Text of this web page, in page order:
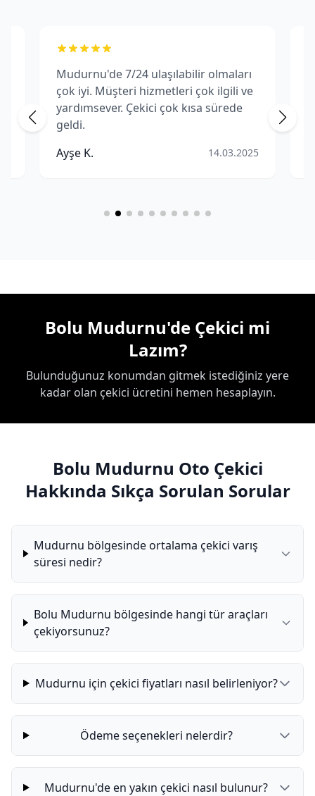
Mudurnu'de 7/24 ulaşılabilir olmaları
çok iyi. Müşteri hizmetleri çok ilgili ve
yardımsever. Çekici çok kısa sürede
geldi.
Ayşe K.
14.03.2025
Bolu Mudurnu'de Çekici mi
Lazım?
Bulunduğunuz konumdan gitmek istediğiniz yere
kadar olan çekici ücretini hemen hesaplayın.
Bolu Mudurnu Oto Çekici
Hakkında Sıkça Sorulan Sorular
Mudurnu bölgesinde ortalama çekici varış
süresi nedir?
Bolu Mudurnu bölgesinde hangi tür araçları
çekiyorsunuz?
Mudurnu için çekici fiyatları nasıl belirleniyor?
Ödeme seçenekleri nelerdir?
Mudurnu'de en yakın çekici nasıl bulunur?